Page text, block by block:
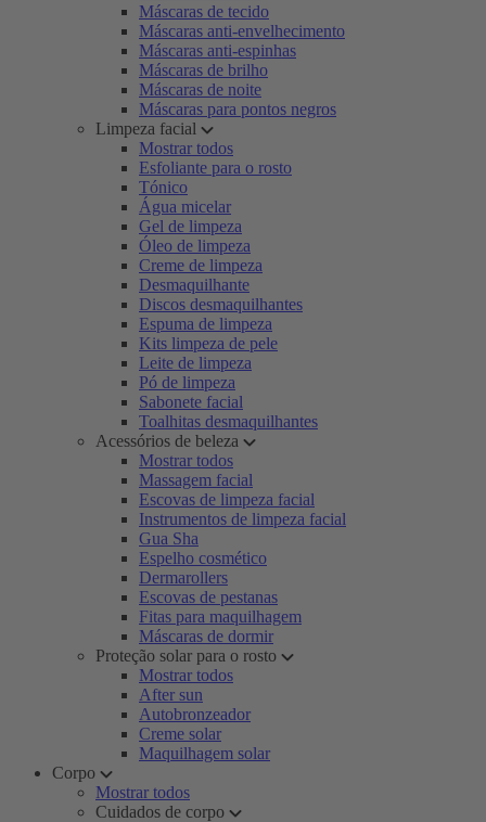
Máscaras de tecido
Máscaras anti-envelhecimento
Máscaras anti-espinhas
Máscaras de brilho
Máscaras de noite
Máscaras para pontos negros
Limpeza facial
Mostrar todos
Esfoliante para o rosto
Tónico
Água micelar
Gel de limpeza
Óleo de limpeza
Creme de limpeza
Desmaquilhante
Discos desmaquilhantes
Espuma de limpeza
Kits limpeza de pele
Leite de limpeza
Pó de limpeza
Sabonete facial
Toalhitas desmaquilhantes
Acessórios de beleza
Mostrar todos
Massagem facial
Escovas de limpeza facial
Instrumentos de limpeza facial
Gua Sha
Espelho cosmético
Dermarollers
Escovas de pestanas
Fitas para maquilhagem
Máscaras de dormir
Proteção solar para o rosto
Mostrar todos
After sun
Autobronzeador
Creme solar
Maquilhagem solar
Corpo
Mostrar todos
Cuidados de corpo